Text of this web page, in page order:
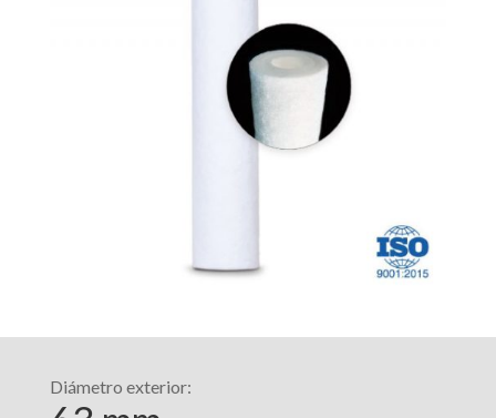
Diámetro exterior: